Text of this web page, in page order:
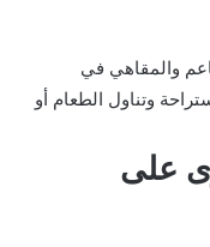
والمقاهي في
وتناول الطعام أو
على